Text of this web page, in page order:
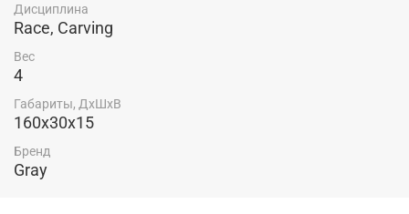
Дисциплина
Race, Carving
Вес
4
Габариты, ДхШхВ
160x30x15
Бренд
Gray